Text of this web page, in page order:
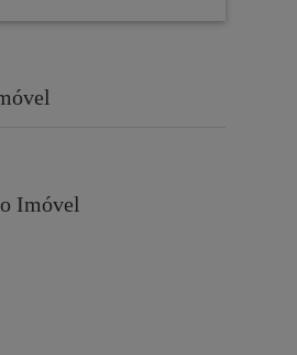
Imóvel